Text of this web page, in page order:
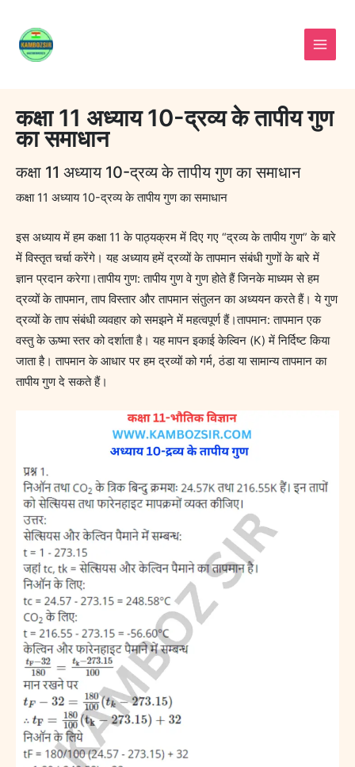
content
कक्षा 11 अध्याय 10-द्रव्य के तापीय गुण
का समाधान
कक्षा 11 अध्याय 10-द्रव्य के तापीय गुण का समाधान
कक्षा 11 अध्याय 10-द्रव्य के तापीय गुण का समाधान
इस अध्याय में हम कक्षा 11 के पाठ्यक्रम में दिए गए “द्रव्य के तापीय गुण” के बारे
में विस्तृत चर्चा करेंगे। यह अध्याय हमें द्रव्यों के तापमान संबंधी गुणों के बारे में
ज्ञान प्रदान करेगा।तापीय गुण: तापीय गुण वे गुण होते हैं जिनके माध्यम से हम
द्रव्यों के तापमान, ताप विस्तार और तापमान संतुलन का अध्ययन करते हैं। ये गुण
द्रव्यों के ताप संबंधी व्यवहार को समझने में महत्वपूर्ण हैं।तापमान: तापमान एक
वस्तु के ऊष्मा स्तर को दर्शाता है। यह मापन इकाई केल्विन (K) में निर्दिष्ट किया
जाता है। तापमान के आधार पर हम द्रव्यों को गर्म, ठंडा या सामान्य तापमान का
तापीय गुण दे सकते हैं।